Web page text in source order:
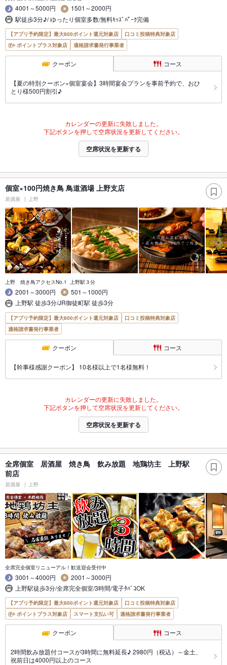
4001～5000円
1501～2000円
駅徒歩3分♪/ ゆったり個室多数/無料ｷｯｽﾞﾊﾟｰｸ完備
【アプリ予約限定】最大800ポイント還元対象店
口コミ投稿特典対象店
ポイントプラス対象店
適格請求書発行事業者
クーポン コース
【夏の特別クーポン×個室宴会】3時間宴会プランを事前予約で、おひ
とり様500円割引♪
カレンダーの更新に失敗しました。
下記ボタンを押して空席状況を更新してください。
空席状況を更新する
個室×100円焼き鳥 鳥道酒場 上野支店
居酒屋 上野
上野 焼き鳥アクセスNo.1 上野駅３分
2001～3000円
501～1000円
上野駅 徒歩3分/JR御徒町駅 徒歩3分
【アプリ予約限定】最大800ポイント還元対象店
口コミ投稿特典対象店
適格請求書発行事業者
クーポン コース
【幹事様感謝クーポン】 10名様以上で1名様無料！
カレンダーの更新に失敗しました。
下記ボタンを押して空席状況を更新してください。
空席状況を更新する
全席個室 居酒屋 焼き鳥 飲み放題 地鶏坊主 上野駅
前店
居酒屋 上野
全席完全個室リニューアル！歓送迎会受付中
3001～4000円
2001～3000円
上野駅徒歩3分/全席完全個室/3時間/電子ﾀﾊﾞｺOK
【アプリ予約限定】最大800ポイント還元対象店
口コミ投稿特典対象店
ポイントプラス対象店
スマート支払い可 適格請求書発行事業者
クーポン コース
2時間飲み放題付コースが3時間に無料延長♪ 2980円（税込）～金土、
祝前日は4000円以上のコース